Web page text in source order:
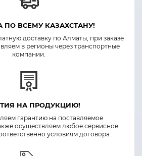
ПО ВСЕМУ КАЗАХСТАНУ!
доставку по Алматы, при заказе
в регионы через транспортные
компании.
НА ПРОДУКЦИЮ!
гарантию на поставляемое
осуществляем любое сервисное
условиям договора.